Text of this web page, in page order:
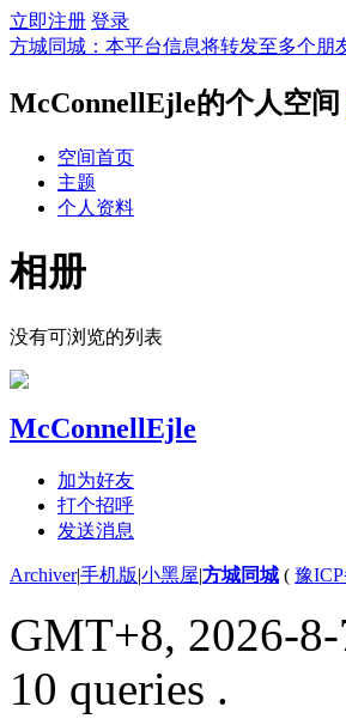
立即注册 登录
方城同城：本平台信息将转发至多个
McConnellEjle的个人空间
空间首页
主题
个人资料
相册
没有可浏览的列表
McConnellEjle
加为好友
打个招呼
发送消息
Archiver|手机版|小黑屋|方城同城 ( 豫ICP
GMT+8, 2026-
10 queries .